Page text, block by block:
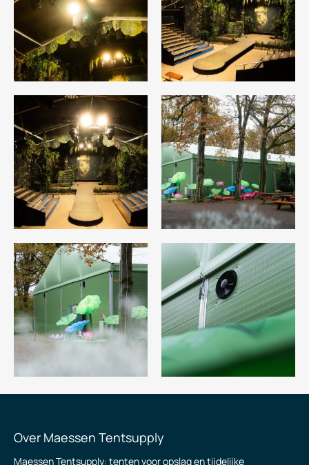
Over Maessen Tentsupply
Maessen Tentsupply: tenten voor opslag en tijdelijke